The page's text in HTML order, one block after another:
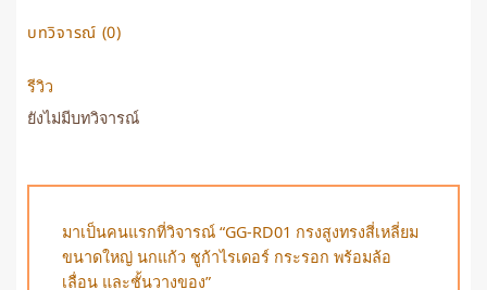
บทวิจารณ์ (0)
รีวิว
ยังไม่มีบทวิจารณ์
มาเป็นคนแรกที่วิจารณ์ “GG-RD01 กรงสูงทรงสี่เหลี่ยม
ขนาดใหญ่ นกแก้ว ชูก้าไรเดอร์ กระรอก พร้อมล้อ
เลื่อน และชั้นวางของ”